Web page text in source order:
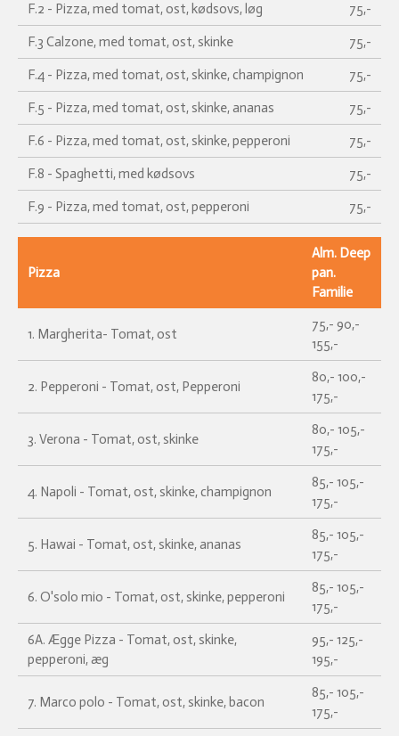
F.2 - Pizza, med tomat, ost, kødsovs, løg 75,-
F.3 Calzone, med tomat, ost, skinke 75,-
F.4 - Pizza, med tomat, ost, skinke, champignon 75,-
F.5 - Pizza, med tomat, ost, skinke, ananas 75,-
F.6 - Pizza, med tomat, ost, skinke, pepperoni 75,-
F.8 - Spaghetti, med kødsovs 75,-
F.9 - Pizza, med tomat, ost, pepperoni 75,-
Pizza
Alm. Deep
pan.
Familie
1. Margherita- Tomat, ost
75,- 90,-
155,-
2. Pepperoni - Tomat, ost, Pepperoni
80,- 100,-
175,-
3. Verona - Tomat, ost, skinke
80,- 105,-
175,-
4. Napoli - Tomat, ost, skinke, champignon
85,- 105,-
175,-
5. Hawai - Tomat, ost, skinke, ananas
85,- 105,-
175,-
6. O'solo mio - Tomat, ost, skinke, pepperoni
85,- 105,-
175,-
6A. Ægge Pizza - Tomat, ost, skinke,
pepperoni, æg
95,- 125,-
195,-
7. Marco polo - Tomat, ost, skinke, bacon
85,- 105,-
175,-